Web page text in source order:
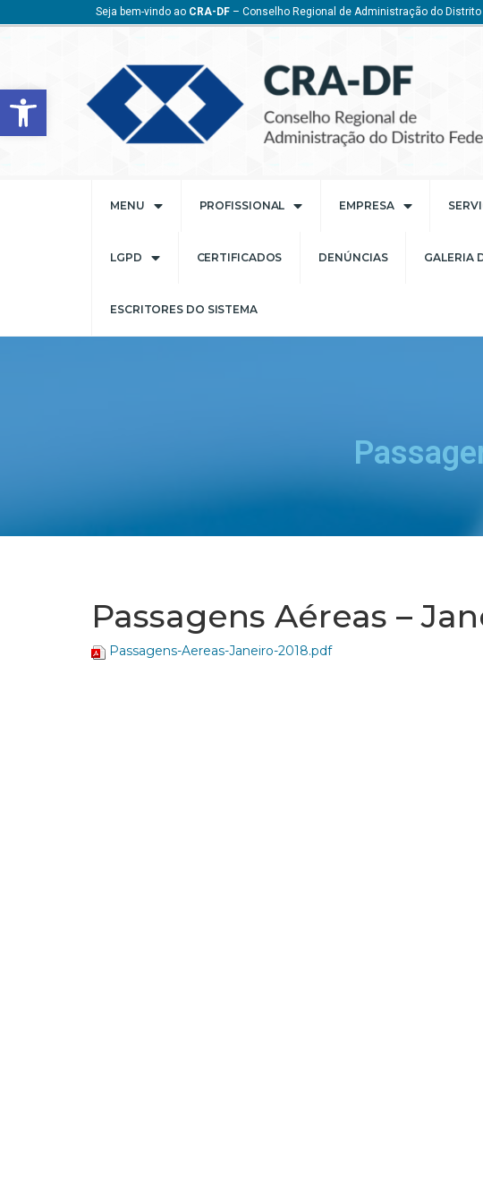
Barra de Ferramentas Aberta
Seja bem-vindo ao CRA-DF – Conselho Regional de Administração do Distrito
MENU PROFISSIONAL EMPRESA
LGPD CERTIFICADOS DENÚNCIAS GALERIA
ESCRITORES DO SISTEMA
Passagens Aéreas –
Passagens-Aereas-Janeiro-2018.pdf